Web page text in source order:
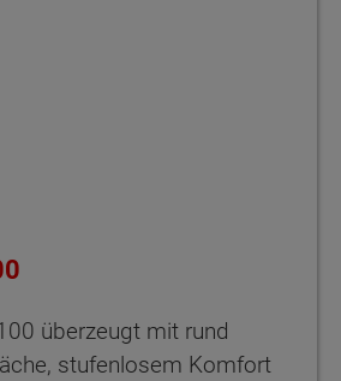
überzeugt mit rund
stufenlosem Komfort